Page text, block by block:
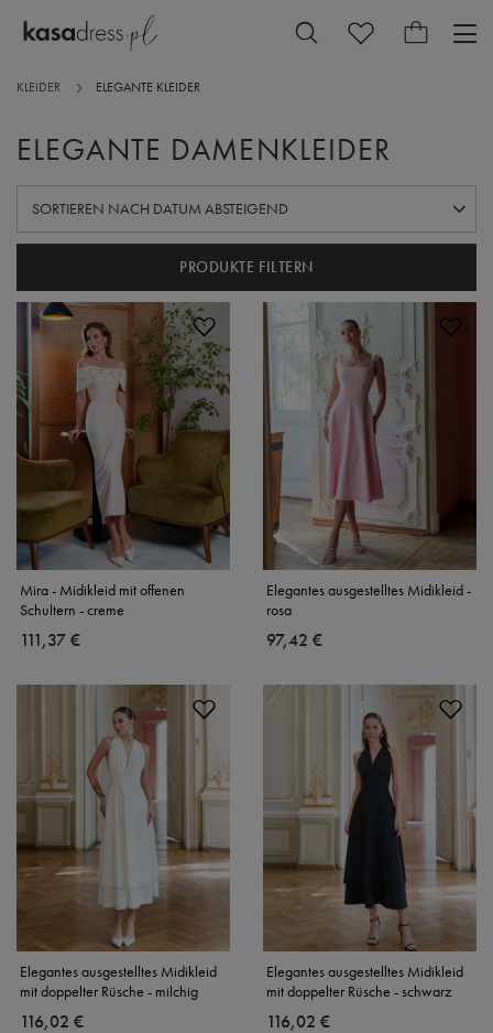
KLEIDER ELEGANTE KLEIDER
ELEGANTE DAMENKLEIDER
SORTIERUNG ÄNDERN
SORTIEREN NACH DATUM ABSTEIGEND
PRODUKTE FILTERN
Mira - Midikleid mit offenen
Schultern - creme
111,37 €
Elegantes ausgestelltes Midikleid -
rosa
97,42 €
Elegantes ausgestelltes Midikleid
mit doppelter Rüsche - milchig
116,02 €
Elegantes ausgestelltes Midikleid
mit doppelter Rüsche - schwarz
116,02 €